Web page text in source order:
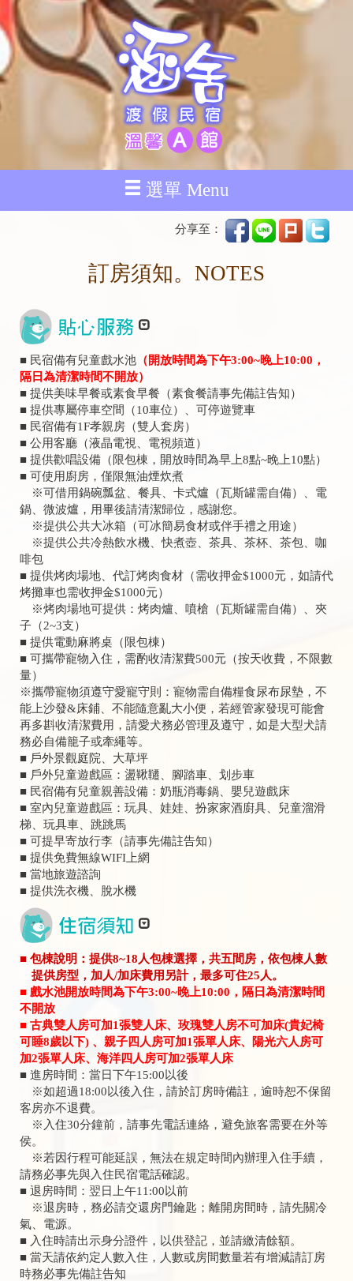
選單 Menu
分享至：
訂房須知。NOTES
■ 民宿備有兒童戲水池 （開放時間為下午3:00~晚上10:00，
隔日為清潔時間不開放）
■ 提供美味早餐或素食早餐（素食餐請事先備註告知）
■ 提供專屬停車空間（10車位）、可停遊覽車
■ 民宿備有1F孝親房（雙人套房）
■ 公用客廳（液晶電視、電視頻道）
■ 提供歡唱設備（限包棟，開放時間為早上8點~晚上10點）
■ 可使用廚房，僅限無油煙炊煮
※可借用鍋碗瓢盆、餐具、卡式爐（瓦斯罐需自備）、電
鍋、微波爐，用畢後請清潔歸位，感謝您。
※提供公共大冰箱（可冰簡易食材或伴手禮之用途）
※提供公共冷熱飲水機、快煮壺、茶具、茶杯、茶包、咖
啡包
■ 提供烤肉場地、代訂烤肉食材（需收押金$1000元，如請代
烤攤車也需收押金$1000元）
※烤肉場地可提供：烤肉爐、噴槍（瓦斯罐需自備）、夾
子（2~3支）
■ 提供電動麻將桌（限包棟）
■ 可攜帶寵物入住，需酌收清潔費500元（按天收費，不限數
量）
※攜帶寵物須遵守愛寵守則：寵物需自備糧食尿布尿墊，不
能上沙發&床鋪、不能隨意亂大小便，若經管家發現可能會
再多斟收清潔費用，請愛犬務必管理及遵守，如是大型犬請
務必自備籠子或牽繩等。
■ 戶外景觀庭院、大草坪
■ 戶外兒童遊戲區：盪鞦韆、腳踏車、划步車
■ 民宿備有兒童親善設備：奶瓶消毒鍋、嬰兒遊戲床
■ 室內兒童遊戲區：玩具、娃娃、扮家家酒廚具、兒童溜滑
梯、玩具車、跳跳馬
■ 可提早寄放行李（請事先備註告知）
■ 提供免費無線WIFI上網
■ 當地旅遊諮詢
■ 提供洗衣機、脫水機
■ 包棟說明：提供8~18人包棟選擇，共五間房，依包棟人數
提供房型，加人/加床費用另計，最多可住25人。
■ 戲水池開放時間為下午3:00~晚上10:00，隔日為清潔時間
不開放
■ 古典雙人房可加1張雙人床、玫瑰雙人房不可加床(貴妃椅
可睡8歲以下) 、親子四人房可加1張單人床、陽光六人房可
加2張單人床、海洋四人房可加2張單人床
■ 進房時間：當日下午15:00以後
※如超過18:00以後入住，請於訂房時備註，逾時恕不保留
客房亦不退費。
※入住30分鐘前，請事先電話連絡，避免旅客需要在外等
侯。
※若因行程可能延誤，無法在規定時間內辦理入住手續，
請務必事先與入住民宿電話確認。
■ 退房時間：翌日上午11:00以前
※退房時，務必請交還房門鑰匙；離開房間時，請先關冷
氣、電源。
■ 入住時請出示身分證件，以供登記，並請繳清餘額。
■ 當天請依約定人數入住，人數或房間數量若有增減請訂房
時務必事先備註告知